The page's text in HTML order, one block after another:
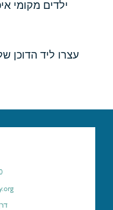
ילדים מקומי
עצרו ליד הדוכן